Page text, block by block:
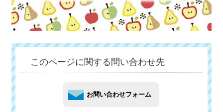
このページに関する問い合わせ先